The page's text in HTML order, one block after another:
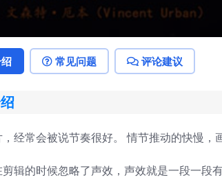
常见问题 评论建议
经常会被说节奏很好。 情节推动的快慢，
辑的时候忽略了声效，声效就是一段一段有